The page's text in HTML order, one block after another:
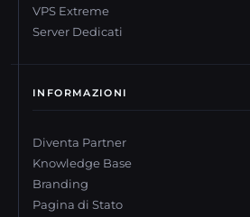
VPS Extreme
Server Dedicati
INFORMAZIONI
Diventa Partner
Knowledge Base
Branding
Pagina di Stato